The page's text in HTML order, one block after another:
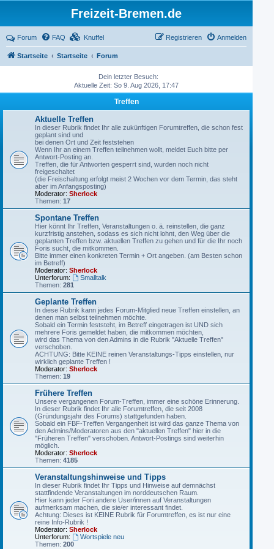
Freizeit-Bremen.de
Forum FAQ Knuffel Anmelden
Registrieren
Startseite Startseite Forum
Dein letzter Besuch:
Aktuelle Zeit: So 9. Aug 2026, 17:47
Treffen
Aktuelle Treffen
In dieser Rubrik findet Ihr alle zukünftigen Forumtreffen, die schon fest
geplant sind und
bei denen Ort und Zeit feststehen
Wenn Ihr an einem Treffen teilnehmen wollt, meldet Euch bitte per
Antwort-Posting an.
Treffen, die für Antworten gesperrt sind, wurden noch nicht
freigeschaltet
(die Freischaltung erfolgt meist 2 Wochen vor dem Termin, das steht
aber im Anfangsposting)
Moderator: Sherlock
Themen: 17
Spontane Treffen
Hier könnt Ihr Treffen, Veranstaltungen o. ä. reinstellen, die ganz
kurzfristig anstehen, sodass es sich nicht lohnt, den Weg über die
geplanten Treffen bzw. aktuellen Treffen zu gehen und für die Ihr noch
Foris sucht, die mitkommen.
Bitte immer einen konkreten Termin + Ort angeben. (am Besten schon
im Betreff)
Moderator: Sherlock
Unterforum:
Smalltalk
Themen: 281
Geplante Treffen
In diese Rubrik kann jedes Forum-Mitglied neue Treffen einstellen, an
denen man selbst teilnehmen möchte.
Sobald ein Termin feststeht, im Betreff eingetragen ist UND sich
mehrere Foris gemeldet haben, die mitkommen möchten,
wird das Thema von den Admins in die Rubrik "Aktuelle Treffen"
verschoben.
ACHTUNG: Bitte KEINE reinen Veranstaltungs-Tipps einstellen, nur
wirklich geplante Treffen !
Moderator: Sherlock
Themen: 19
Frühere Treffen
Unsere vergangenen Forum-Treffen, immer eine schöne Erinnerung.
In dieser Rubrik findet Ihr alle Forumtreffen, die seit 2008
(Gründungsjahr des Forums) stattgefunden haben.
Sobald ein FBF-Treffen Vergangenheit ist wird das ganze Thema von
den Admins/Moderatoren aus den "aktuellen Treffen" hier in die
"Früheren Treffen" verschoben. Antwort-Postings sind weiterhin
möglich.
Moderator: Sherlock
Themen: 4185
Veranstaltungshinweise und Tipps
In dieser Rubrik findet Ihr Tipps und Hinweise auf demnächst
stattfindende Veranstaltungen im norddeutschen Raum.
Hier kann jeder Fori andere User/innen auf Veranstaltungen
aufmerksam machen, die sie/er interessant findet.
Achtung: Dieses ist KEINE Rubrik für Forumtreffen, es ist nur eine
reine Info-Rubrik !
Moderator: Sherlock
Unterforum:
Wortspiele neu
Themen: 200